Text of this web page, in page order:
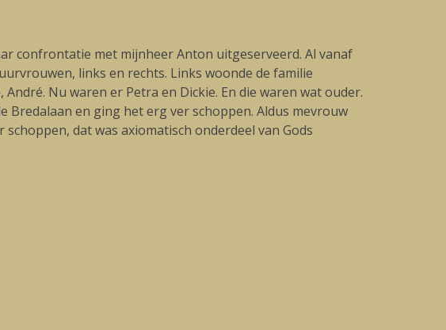
confrontatie met mijnheer Anton uitgeserveerd. Al vanaf
links en rechts. Links woonde de familie
Nu waren er Petra en Dickie. En die waren wat ouder.
Bredalaan en ging het erg ver schoppen. Aldus mevrouw
dat was axiomatisch onderdeel van Gods